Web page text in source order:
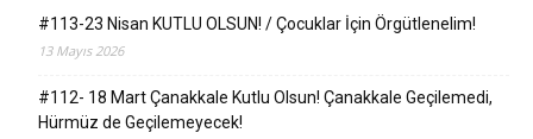
#113-23 Nisan KUTLU OLSUN! / Çocuklar İçin Örgütlenelim!
13 Mayıs 2026
#112- 18 Mart Çanakkale Kutlu Olsun! Çanakkale Geçilemedi,
Hürmüz de Geçilemeyecek!